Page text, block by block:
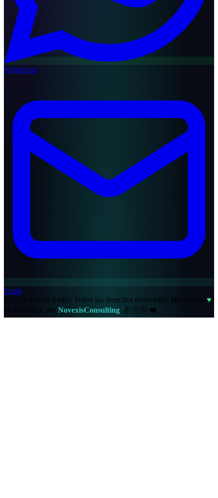
WhatsApp
Email
© 2026 Habita Radio. Todos los derechos reservados.
Hecho con ♥
en Mendoza, por NovexisConsulting ✌️ 🇦🇷 ❤️